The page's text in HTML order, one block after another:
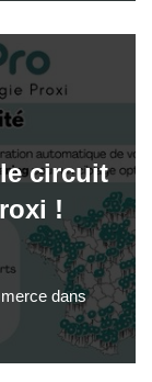
circuit
!
dans